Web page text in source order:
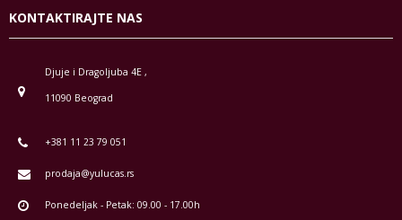
KONTAKTIRAJTE NAS
Djuje i Dragoljuba 4E ,
11090 Beograd
+381 11 23 79 051
prodaja@yulucas.rs
Ponedeljak - Petak: 09.00 - 17.00h